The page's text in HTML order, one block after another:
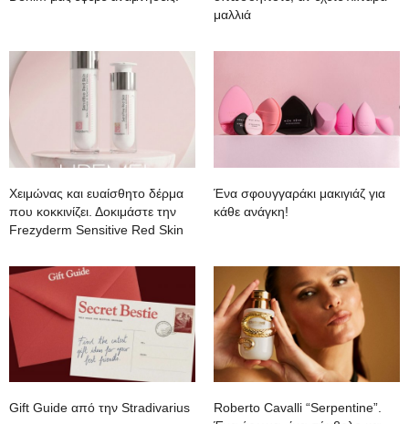
μαλλιά
Χειμώνας και ευαίσθητο δέρμα
που κοκκινίζει. Δοκιμάστε την
Frezyderm Sensitive Red Skin
Ένα σφουγγαράκι μακιγιάζ για
κάθε ανάγκη!
Gift Guide από την Stradivarius
Roberto Cavalli “Serpentine”.